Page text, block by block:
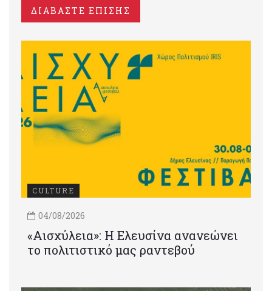
ΔΙΑΒΑΣΤΕ ΕΠΙΣΗΣ
CULTURE
04/08/2026
«Αισχύλεια»: Η Ελευσίνα ανανεώνει
το πολιτιστικό μας ραντεβού